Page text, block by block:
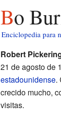
Bo
Enciclopedia para
Robert
21 de agosto de
estadounidense.
crecido mucho,
visitas.